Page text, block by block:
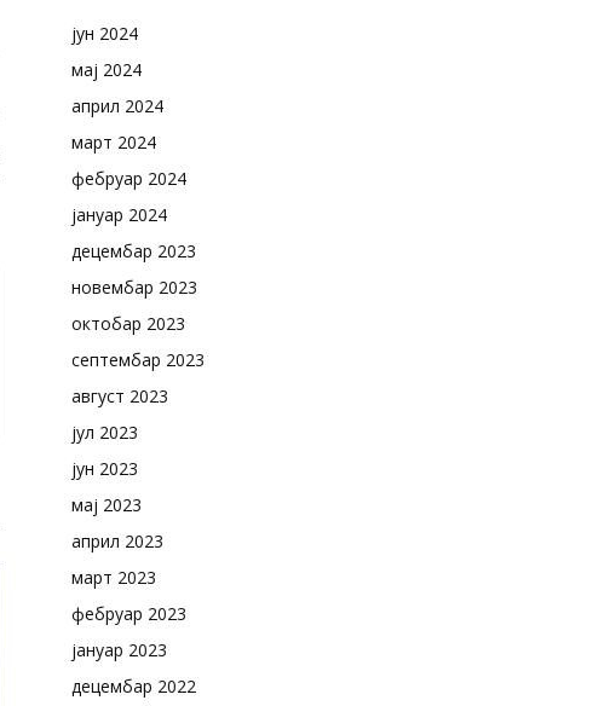
јун 2024
мај 2024
април 2024
март 2024
фебруар 2024
јануар 2024
децембар 2023
новембар 2023
октобар 2023
септембар 2023
август 2023
јул 2023
јун 2023
мај 2023
април 2023
март 2023
фебруар 2023
јануар 2023
децембар 2022